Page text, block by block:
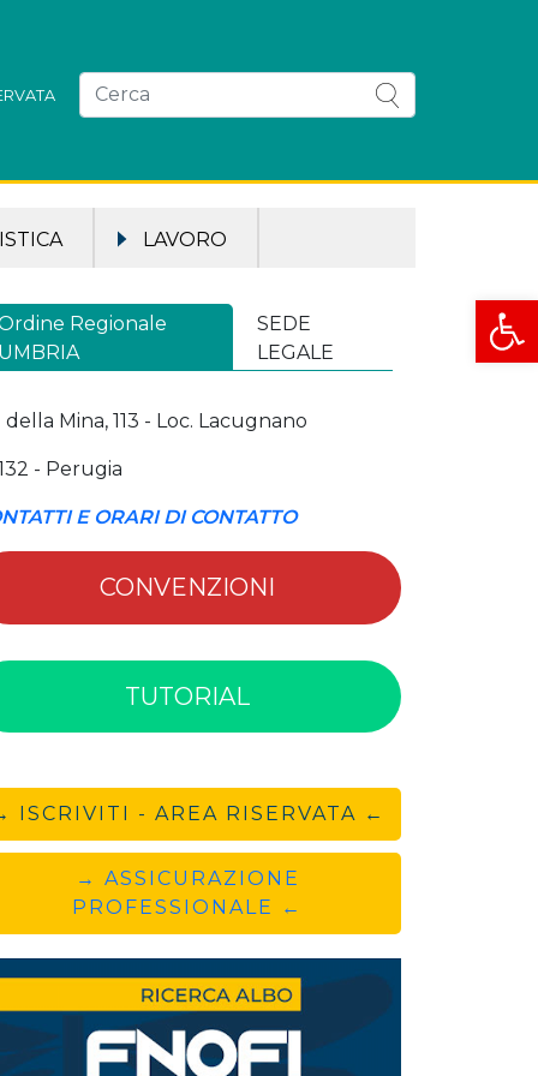
Apri
LAVORO
Regionale
SEDE
LEGALE
della Mina, 113 - Loc. Lacugnano
- Perugia
E ORARI DI CONTATTO
CONVENZIONI
TUTORIAL
ISCRIVITI - AREA RISERVATA ←
→ ASSICURAZIONE
PROFESSIONALE ←